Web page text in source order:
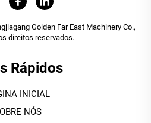
Golden Far East Machinery Co.,
direitos reservados.
Rápidos
INICIAL
NÓS